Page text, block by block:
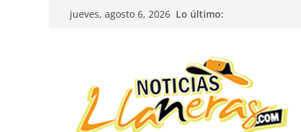
Saltarjueves, agosto 6, 2026 Lo último: